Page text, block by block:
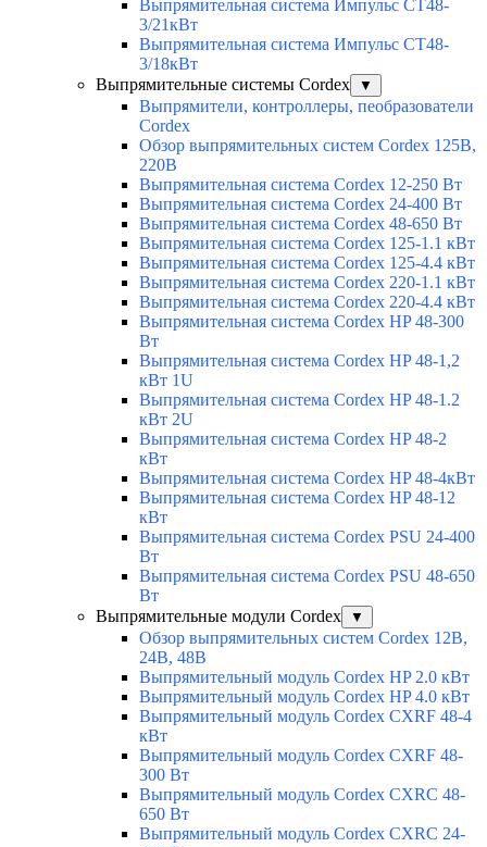
Выпрямительная система Импульс СТ48-
3/21кВт
Выпрямительная система Импульс СТ48-
3/18кВт
Выпрямительные системы Cordex
▼
Выпрямители, контроллеры, пеобразователи
Cordex
Обзор выпрямительных систем Cordex 125В,
220В
Выпрямительная система Cordex 12-250 Вт
Выпрямительная система Cordex 24-400 Вт
Выпрямительная система Cordex 48-650 Вт
Выпрямительная система Cordex 125-1.1 кВт
Выпрямительная система Cordex 125-4.4 кВт
Выпрямительная система Cordex 220-1.1 кВт
Выпрямительная система Cordex 220-4.4 кВт
Выпрямительная система Cordex HP 48-300
Вт
Выпрямительная система Cordex HP 48-1,2
кВт 1U
Выпрямительная система Cordex HP 48-1.2
кВт 2U
Выпрямительная система Cordex HP 48-2
кВт
Выпрямительная система Cordex HP 48-4кВт
Выпрямительная система Cordex HP 48-12
кВт
Выпрямительная система Cordex PSU 24-400
Вт
Выпрямительная система Cordex PSU 48-650
Вт
Выпрямительные модули Cordex
▼
Обзор выпрямительных систем Cordex 12В,
24В, 48В
Выпрямительный модуль Cordex HP 2.0 кВт
Выпрямительный модуль Cordex HP 4.0 кВт
Выпрямительный модуль Cordex CXRF 48-4
кВт
Выпрямительный модуль Cordex CXRF 48-
300 Вт
Выпрямительный модуль Cordex CXRС 48-
650 Вт
Выпрямительный модуль Cordex CXRС 24-